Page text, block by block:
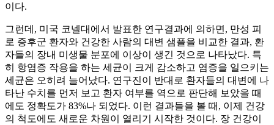
이다.
그런데, 미국 코넬대에서 발표한 연구결과에 의하면, 만성 피
로 증후군 환자와 건강한 사람의 대변 샘플을 비교한 결과, 환
자들의 장내 미생물 분포에 이상이 생긴 것으로 나타났다. 특
히 항염증 작용을 하는 세균이 크게 감소하고 염증을 일으키는
세균은 오히려 늘어났다. 연구진이 반대로 환자들의 대변에 나
타난 수치를 먼저 보고 환자 여부를 역으로 판단해 보았을 때
에도 정확도가 83%나 되었다. 이런 결과들을 볼 때, 이제 건강
의 척도에도 새로운 차원이 열리기 시작한 것이다. 장 건강이